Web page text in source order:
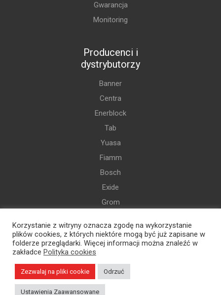
Gwarancja
Monitoring
Producenci i
dystrybutorzy
Banner
Centra
Enerblock
Tab
Yuasa
Fiamm
Bosch
Exide
Grom
i więcej
Polska Sieć Motoryzacyjna Specpart Sp. z o.o. | 2022
Korzystanie z witryny oznacza zgodę na wykorzystanie
plików cookies, z których niektóre mogą być już zapisane w
folderze przeglądarki. Więcej informacji można znaleźć w
zakładce Polityka cookies
Zezwalaj na pliki cookie Odrzuć
Ustawienia Zaawansowane